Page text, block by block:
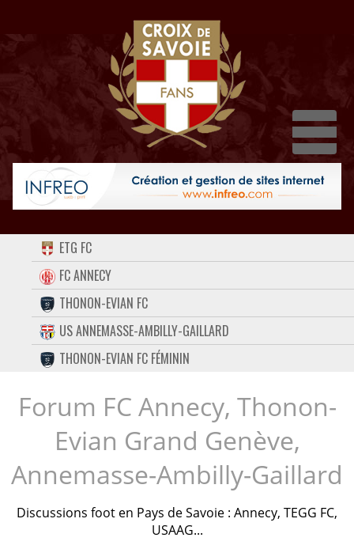
ACCUEIL
FORUM
CONTACT
FACEBOOK
TWITTER
INSTAGRAM
ETG FC
FC ANNECY
THONON-EVIAN FC
US ANNEMASSE-AMBILLY-GAILLARD
THONON-EVIAN FC FÉMININ
Forum FC Annecy, Thonon-
Evian Grand Genève,
Annemasse-Ambilly-Gaillard
Discussions foot en Pays de Savoie : Annecy, TEGG FC,
USAAG...